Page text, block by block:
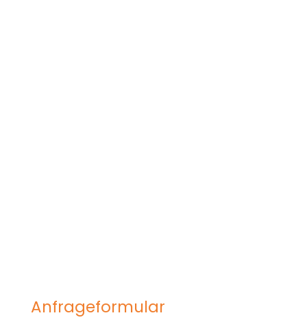
Anfrageformular